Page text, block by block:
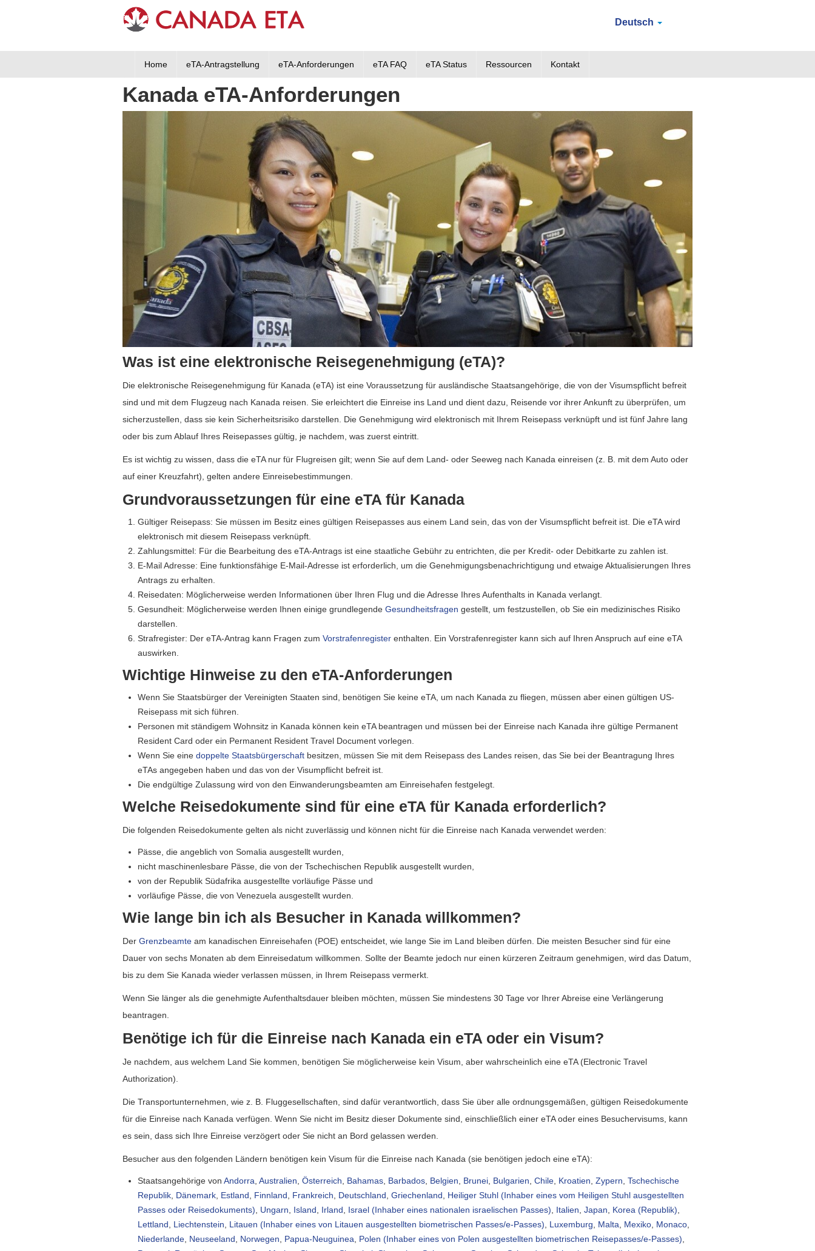
Deutsch
Home eTA-Antragstellung eTA-Anforderungen eTA FAQ eTA Status Ressourcen Kontakt
Kanada eTA-Anforderungen
Was ist eine elektronische Reisegenehmigung (eTA)?
Die elektronische Reisegenehmigung für Kanada (eTA) ist eine Voraussetzung für ausländische Staatsangehörige, die von der Visumspflicht befreit
sind und mit dem Flugzeug nach Kanada reisen. Sie erleichtert die Einreise ins Land und dient dazu, Reisende vor ihrer Ankunft zu überprüfen, um
sicherzustellen, dass sie kein Sicherheitsrisiko darstellen. Die Genehmigung wird elektronisch mit Ihrem Reisepass verknüpft und ist fünf Jahre lang
oder bis zum Ablauf Ihres Reisepasses gültig, je nachdem, was zuerst eintritt.
Es ist wichtig zu wissen, dass die eTA nur für Flugreisen gilt; wenn Sie auf dem Land- oder Seeweg nach Kanada einreisen (z. B. mit dem Auto oder
auf einer Kreuzfahrt), gelten andere Einreisebestimmungen.
Grundvoraussetzungen für eine eTA für Kanada
Gültiger Reisepass: Sie müssen im Besitz eines gültigen Reisepasses aus einem Land sein, das von der Visumspflicht befreit ist. Die eTA wird
elektronisch mit diesem Reisepass verknüpft.
Zahlungsmittel: Für die Bearbeitung des eTA-Antrags ist eine staatliche Gebühr zu entrichten, die per Kredit- oder Debitkarte zu zahlen ist.
E-Mail Adresse: Eine funktionsfähige E-Mail-Adresse ist erforderlich, um die Genehmigungsbenachrichtigung und etwaige Aktualisierungen Ihres
Antrags zu erhalten.
Reisedaten: Möglicherweise werden Informationen über Ihren Flug und die Adresse Ihres Aufenthalts in Kanada verlangt.
Gesundheit: Möglicherweise werden Ihnen einige grundlegende Gesundheitsfragen gestellt, um festzustellen, ob Sie ein medizinisches Risiko
darstellen.
Strafregister: Der eTA-Antrag kann Fragen zum Vorstrafenregister enthalten. Ein Vorstrafenregister kann sich auf Ihren Anspruch auf eine eTA
auswirken.
Wichtige Hinweise zu den eTA-Anforderungen
Wenn Sie Staatsbürger der Vereinigten Staaten sind, benötigen Sie keine eTA, um nach Kanada zu fliegen, müssen aber einen gültigen US-
Reisepass mit sich führen.
Personen mit ständigem Wohnsitz in Kanada können kein eTA beantragen und müssen bei der Einreise nach Kanada ihre gültige Permanent
Resident Card oder ein Permanent Resident Travel Document vorlegen.
Wenn Sie eine doppelte Staatsbürgerschaft besitzen, müssen Sie mit dem Reisepass des Landes reisen, das Sie bei der Beantragung Ihres
eTAs angegeben haben und das von der Visumpflicht befreit ist.
Die endgültige Zulassung wird von den Einwanderungsbeamten am Einreisehafen festgelegt.
Welche Reisedokumente sind für eine eTA für Kanada erforderlich?
Die folgenden Reisedokumente gelten als nicht zuverlässig und können nicht für die Einreise nach Kanada verwendet werden:
Pässe, die angeblich von Somalia ausgestellt wurden,
nicht maschinenlesbare Pässe, die von der Tschechischen Republik ausgestellt wurden,
von der Republik Südafrika ausgestellte vorläufige Pässe und
vorläufige Pässe, die von Venezuela ausgestellt wurden.
Wie lange bin ich als Besucher in Kanada willkommen?
Der Grenzbeamte am kanadischen Einreisehafen (POE) entscheidet, wie lange Sie im Land bleiben dürfen. Die meisten Besucher sind für eine
Dauer von sechs Monaten ab dem Einreisedatum willkommen. Sollte der Beamte jedoch nur einen kürzeren Zeitraum genehmigen, wird das Datum,
bis zu dem Sie Kanada wieder verlassen müssen, in Ihrem Reisepass vermerkt.
Wenn Sie länger als die genehmigte Aufenthaltsdauer bleiben möchten, müssen Sie mindestens 30 Tage vor Ihrer Abreise eine Verlängerung
beantragen.
Benötige ich für die Einreise nach Kanada ein eTA oder ein Visum?
Je nachdem, aus welchem Land Sie kommen, benötigen Sie möglicherweise kein Visum, aber wahrscheinlich eine eTA (Electronic Travel
Authorization).
Die Transportunternehmen, wie z. B. Fluggesellschaften, sind dafür verantwortlich, dass Sie über alle ordnungsgemäßen, gültigen Reisedokumente
für die Einreise nach Kanada verfügen. Wenn Sie nicht im Besitz dieser Dokumente sind, einschließlich einer eTA oder eines Besuchervisums, kann
es sein, dass sich Ihre Einreise verzögert oder Sie nicht an Bord gelassen werden.
Besucher aus den folgenden Ländern benötigen kein Visum für die Einreise nach Kanada (sie benötigen jedoch eine eTA):
Staatsangehörige von Andorra Australien Österreich Bahamas Barbados Belgien Brunei Bulgarien Chile Kroatien Zypern Tschechische
Republik Dänemark Estland Finnland Frankreich Deutschland Griechenland
Heiliger Stuhl (Inhaber eines vom Heiligen Stuhl ausgestellten
Passes oder Reisedokuments)
Ungarn Island Irland Israel (Inhaber eines nationalen israelischen Passes) Italien Japan Korea (Republik)
Lettland
Liechtenstein Litauen (Inhaber eines von Litauen ausgestellten biometrischen Passes/e-Passes) Luxemburg Malta Mexiko Monaco
Niederlande Neuseeland Norwegen Papua-Neuguinea Polen (Inhaber eines von Polen ausgestellten biometrischen Reisepasses/e-Passes)